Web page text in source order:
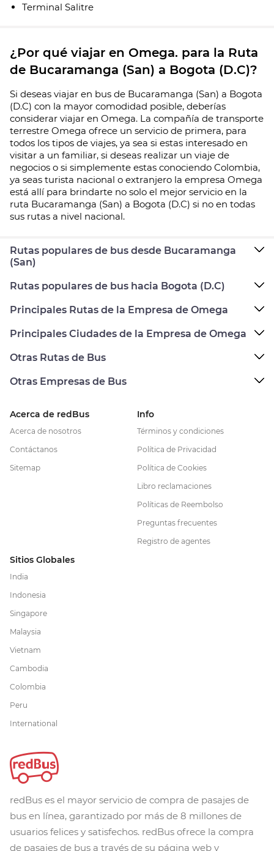
Terminal Salitre
¿Por qué viajar en Omega. para la Ruta
de Bucaramanga (San) a Bogota (D.C)?
Si deseas viajar en bus de Bucaramanga (San) a Bogota
(D.C) con la mayor comodidad posible, deberías
considerar viajar en Omega. La compañía de transporte
terrestre Omega ofrece un servicio de primera, para
todos los tipos de viajes, ya sea si estas interesado en
visitar a un familiar, si deseas realizar un viaje de
negocios o si simplemente estas conociendo Colombia,
ya seas turista nacional o extranjero la empresa Omega
está allí para brindarte no solo el mejor servicio en la
ruta Bucaramanga (San) a Bogota (D.C) si no en todas
sus rutas a nivel nacional.
Rutas populares de bus desde Bucaramanga
(San)
Rutas populares de bus hacia Bogota (D.C)
Principales Rutas de la Empresa de Omega
Principales Ciudades de la Empresa de Omega
Otras Rutas de Bus
Otras Empresas de Bus
Acerca de redBus
Acerca de nosotros
Contáctanos
Sitemap
Info
Términos y condiciones
Política de Privacidad
Política de Cookies
Libro reclamaciones
Políticas de Reembolso
Preguntas frecuentes
Registro de agentes
Sitios Globales
India
Indonesia
Singapore
Malaysia
Vietnam
Cambodia
Colombia
Peru
International
redBus es el mayor servicio de compra de pasajes de
bus en línea, garantizado por más de 8 millones de
usuarios felices y satisfechos. redBus ofrece la compra
de pasajes de bus a través de su página web y